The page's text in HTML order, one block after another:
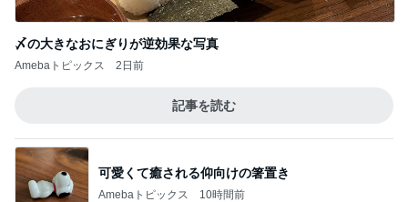
〆の大きなおにぎりが逆効果な写真
Amebaトピックス 2日前
記事を読む
可愛くて癒される仰向けの箸置き
Amebaトピックス 10時間前